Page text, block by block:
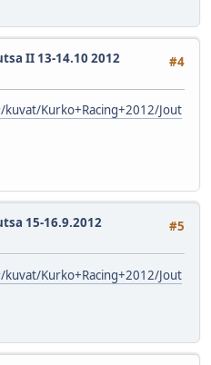
#4
II 13-14.10 2012
Kurko+Racing+2012/Jout
#5
15-16.9.2012
Kurko+Racing+2012/Jout